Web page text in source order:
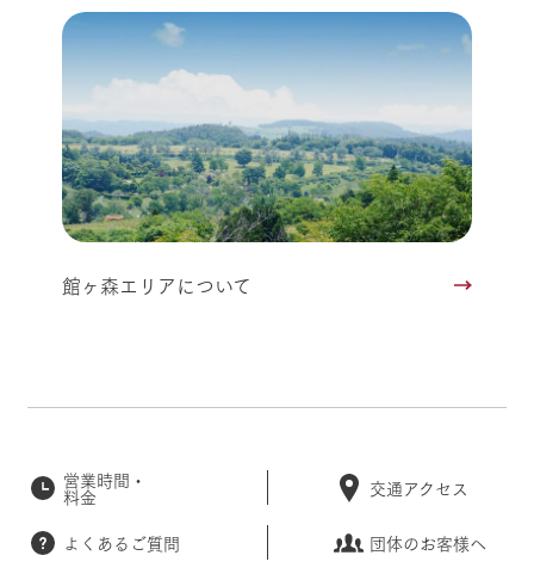
館ヶ森エリアについて
営業時間・
料金 交通アクセス
よくあるご質問
団体のお客様へ